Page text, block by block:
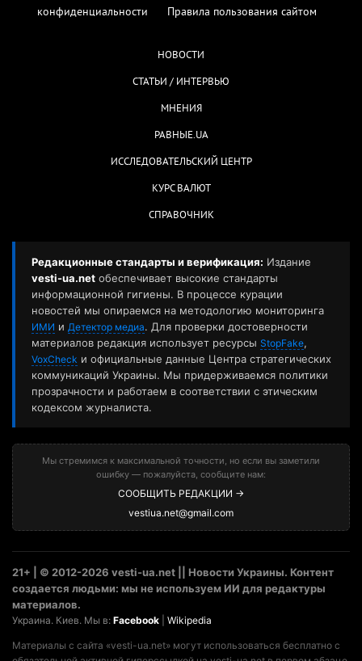
конфиденциальности
Правила пользования сайтом
НОВОСТИ
СТАТЬИ / ИНТЕРВЬЮ
МНЕНИЯ
РАВНЫЕ.UA
ИССЛЕДОВАТЕЛЬСКИЙ ЦЕНТР
КУРС ВАЛЮТ
СПРАВОЧНИК
Редакционные стандарты и верификация: Издание
vesti-ua.net обеспечивает высокие стандарты
информационной гигиены. В процессе курации
новостей мы опираемся на методологию мониторинга
ИМИ и Детектор медиа. Для проверки достоверности
материалов редакция использует ресурсы StopFake,
VoxCheck и официальные данные Центра стратегических
коммуникаций Украины. Мы придерживаемся политики
прозрачности и работаем в соответствии с этическим
кодексом журналиста.
Мы стремимся к максимальной точности, но если вы заметили
ошибку — пожалуйста, сообщите нам:
СООБЩИТЬ РЕДАКЦИИ →
vestiua.net@gmail.com
21+ | © 2012-2026 vesti-ua.net || Новости Украины. Контент
создается людьми: мы не используем ИИ для редактуры
материалов.
Украина. Киев. Мы в: Facebook Wikipedia
Материалы с сайта «vesti-ua.net» могут использоваться бесплатно с